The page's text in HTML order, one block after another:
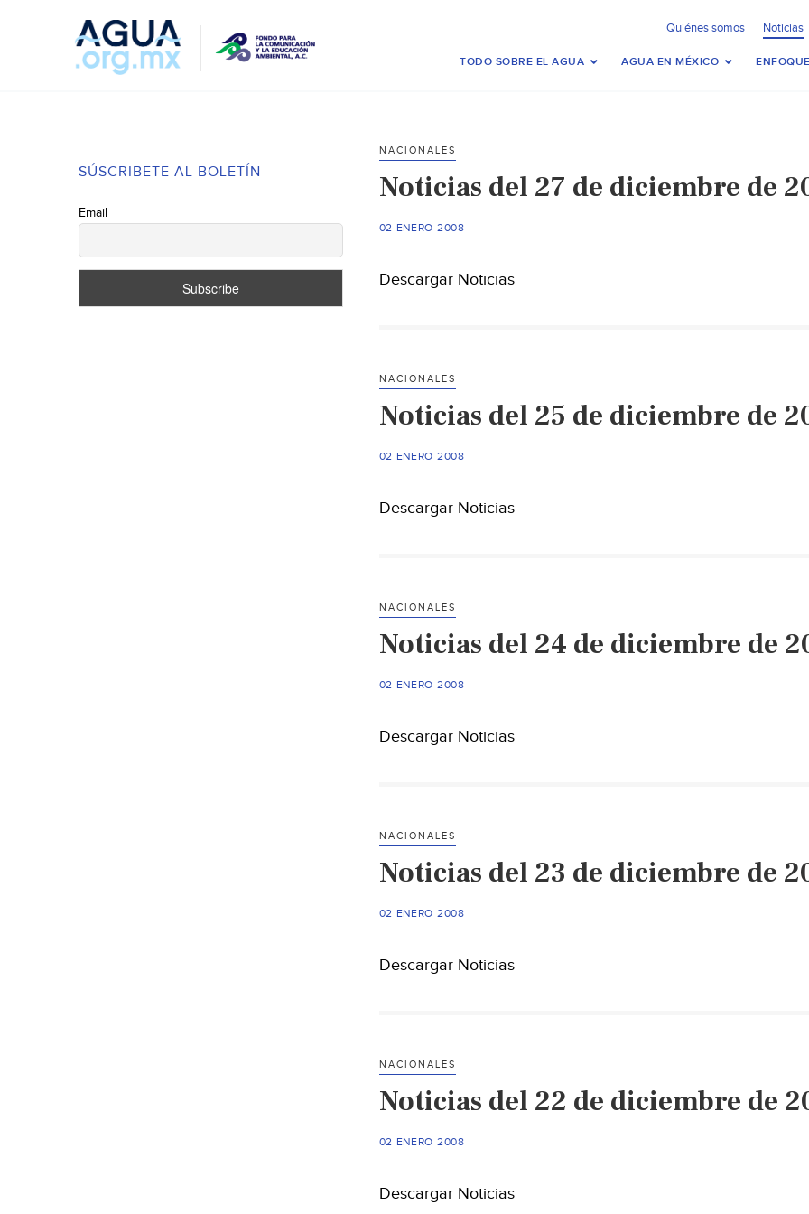
Quiénes somos Noticias
TODO SOBRE EL AGUA AGUA EN MÉXICO
SÚSCRIBETE AL BOLETÍN
Email
NACIONALES
Noticias del 27 de diciembre de
02 ENERO 2008
Descargar Noticias
NACIONALES
Noticias del 25 de diciembre de
02 ENERO 2008
Descargar Noticias
NACIONALES
Noticias del 24 de diciembre de
02 ENERO 2008
Descargar Noticias
NACIONALES
Noticias del 23 de diciembre de
02 ENERO 2008
Descargar Noticias
NACIONALES
Noticias del 22 de diciembre de
02 ENERO 2008
Descargar Noticias